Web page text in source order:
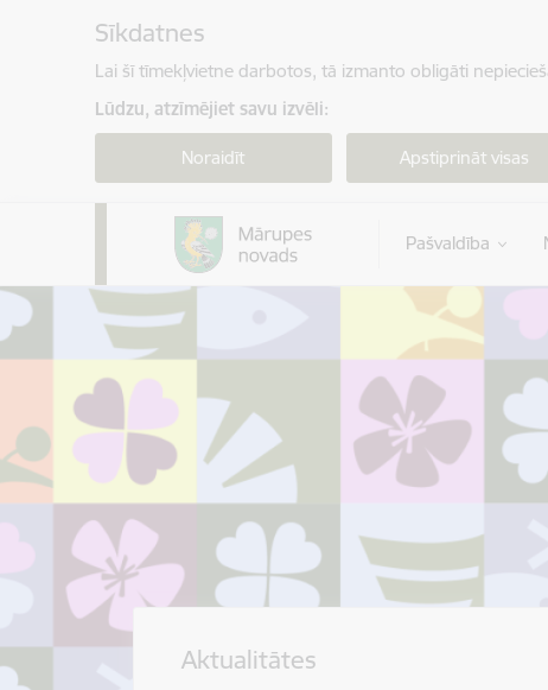
Sīkdatnes
Lai šī tīmekļvietne darbotos, tā izmanto obligāti
Lūdzu, atzīmējiet savu izvēli:
Noraidīt Apstiprināt visas
Pašvaldība
Mārupes novada pašvaldība
Aktualitātes